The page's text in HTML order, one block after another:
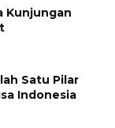
Kunjungan
Satu Pilar
Indonesia